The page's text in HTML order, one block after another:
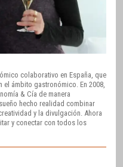
colaborativo en España, que
el ámbito gastronómico. En 2008,
& Cía de manera
hecho realidad combinar
y la divulgación. Ahora
y conectar con todos los